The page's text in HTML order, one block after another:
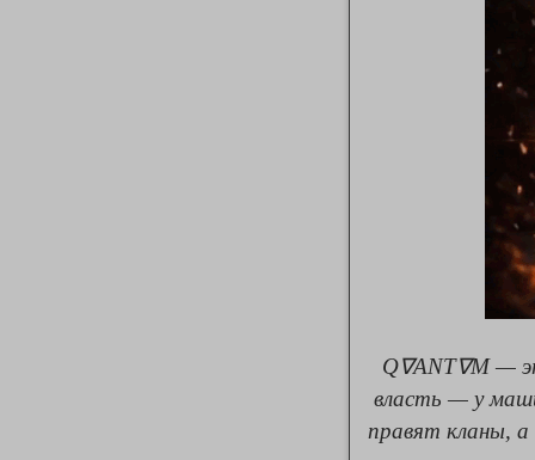
Q∇ANT∇M —
власть — у
правят кланы, а